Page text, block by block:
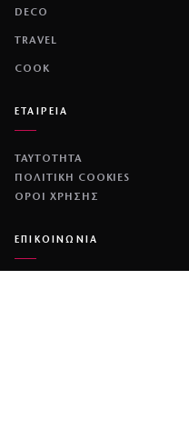
DECO
TRAVEL
COOK
ΕΤΑΙΡΕΙΑ
ΤΑΥΤΟΤΗΤΑ
ΠΟΛΙΤΙΚΉ COOKIES
ΌΡΟΙ ΧΡΉΣΗΣ
ΕΠΙΚΟΙΝΩΝΙΑ